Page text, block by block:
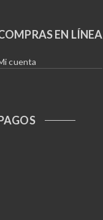
EN LÍNEA
cuenta